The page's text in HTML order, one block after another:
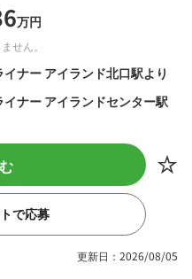
万円
せん。
ナー アイランド北口駅より
ナー アイランドセンター駅
で応募
更新日：2026/08/05